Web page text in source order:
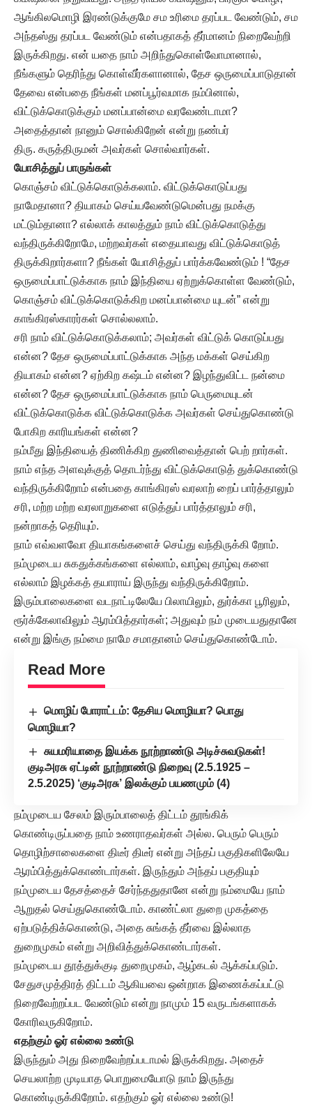
ஆங்கிலமொழி இரண்டுக்குமே சம உரிமை தரப்பட வேண்டும், சம
அந்தஸ்து தரப்பட வேண்டும் என்பதாகத் தீர்மானம் நிறைவேற்றி
இருக்கிறது. என் யதை நாம் அறிந்துகொள்வோமானால்,
நீங்களும் தெரிந்து கொள்வீர்களானால், தேச ஒருமைப்பாடுதான்
தேவை என்பதை நீங்கள் மனப்பூர்வமாக நம்பினால்,
விட்டுக்கொடுக்கும் மனப்பான்மை வரவேண்டாமா?
அதைத்தான் நானும் சொல்கிறேன் என்று நண்பர்
திரு. கருத்திருமன் அவர்கள் சொல்வார்கள்.
யோசித்துப் பாருங்கள்
கொஞ்சம் விட்டுக்கொடுக்கலாம். விட்டுக்கொடுப்பது
நாமேதானா? தியாகம் செய்யவேண்டுமென்பது நமக்கு
மட்டும்தானா? எல்லாக் காலத்தும் நாம் விட்டுக்கொடுத்து
வந்திருக்கிறோமே, மற்றவர்கள் எதையாவது விட்டுக்கொடுத்
திருக்கிறார்களா? நீங்கள் யோசித்துப் பார்க்கவேண்டும் ! “தேச
ஒருமைப்பாட்டுக்காக நாம் இந்தியை ஏற்றுக்கொள்ள வேண்டும்,
கொஞ்சம் விட்டுக்கொடுக்கிற மனப்பான்மை யுடன்” என்று
காங்கிரஸ்காரர்கள் சொல்லலாம்.
சரி நாம் விட்டுக்கொடுக்கலாம்; அவர்கள் விட்டுக் கொடுப்பது
என்ன? தேச ஒருமைப்பாட்டுக்காக அந்த மக்கள் செய்கிற
தியாகம் என்ன? ஏற்கிற கஷ்டம் என்ன? இழந்துவிட்ட நன்மை
என்ன? தேச ஒருமைப்பாட்டுக்காக நாம் பெருமையுடன்
விட்டுக்கொடுக்க விட்டுக்கொடுக்க அவர்கள் செய்துகொண்டு
போகிற காரியங்கள் என்ன?
நம்மீது இந்தியைத் திணிக்கிற துணிவைத்தான் பெற் றார்கள்.
நாம் எந்த அளவுக்குத் தொடர்ந்து விட்டுக்கொடுத் துக்கொண்டு
வந்திருக்கிறோம் என்பதை காங்கிரஸ் வரலாற் றைப் பார்த்தாலும்
சரி, மற்ற மற்ற வரலாறுகளை எடுத்துப் பார்த்தாலும் சரி,
நன்றாகத் தெரியும்.
நாம் எவ்வளவோ தியாகங்களைச் செய்து வந்திருக்கி றோம்.
நம்முடைய சுகதுக்கங்களை எல்லாம், வாழ்வு தாழ்வு களை
எல்லாம் இழக்கத் தயாராய் இருந்து வந்திருக்கிறோம்.
இரும்பாலைகளை வடநாட்டிலேயே பிலாயிலும், துர்க்கா பூரிலும்,
ரூர்க்கேலாவிலும் ஆரம்பித்தார்கள்; அதுவும் நம் முடையதுதானே
என்று இங்கு நம்மை நாமே சமாதானம் செய்துகொண்டோம்.
Read More
மொழிப் போராட்டம்: தேசிய மொழியா? பொது
மொழியா?
சுயமரியாதை இயக்க நூற்றாண்டு அடிச்சுவடுகள்!
குடிஅரசு ஏட்டின் நூற்றாண்டு நிறைவு (2.5.1925 –
2.5.2025) ‘குடிஅரசு’ இலக்கும் பயணமும் (4)
நம்முடைய சேலம் இரும்பாலைத் திட்டம் தூங்கிக்
கொண்டிருப்பதை நாம் உணராதவர்கள் அல்ல. பெரும் பெரும்
தொழிற்சாலைகளை திடீர் திடீர் என்று அந்தப் பகுதிகளிலேயே
ஆரம்பித்துக்கொண்டார்கள். இருந்தும் அந்தப் பகுதியும்
நம்முடைய தேசத்தைச் சேர்ந்ததுதானே என்று நம்மையே நாம்
ஆறுதல் செய்துகொண்டோம். காண்ட்லா துறை முகத்தை
ஏற்படுத்திக்கொண்டு, அதை சுங்கத் தீர்வை இல்லாத
துறைமுகம் என்று அறிவித்துக்கொண்டார்கள்.
நம்முடைய தூத்துக்குடி துறைமுகம், ஆழ்கடல் ஆக்கப்படும்.
சேதுசமுத்திரத் திட்டம் ஆகியவை ஒன்றாக இணைக்கப்பட்டு
நிறைவேற்றப்பட வேண்டும் என்று நாமும் 15 வருடங்களாகக்
கோரிவருகிறோம்.
எதற்கும் ஓர் எல்லை உண்டு
இருந்தும் அது நிறைவேற்றப்படாமல் இருக்கிறது. அதைச்
செயலாற்ற முடியாத பொறுமையோடு நாம் இருந்து
கொண்டிருக்கிறோம். எதற்கும் ஓர் எல்லை உண்டு!